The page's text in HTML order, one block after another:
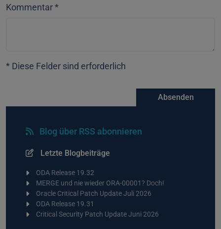
Kommentar*
* Diese Felder sind erforderlich
Absenden
Blog über RSS abonnieren
Letzte Blogbeiträge
ODA Release 19.32
MERGE und nie wieder ORA-00001? Doch!
Oracle Critical Patch Update Juli 2026
ODA Release 19.31
Critical Security Patch Update Juni 2026